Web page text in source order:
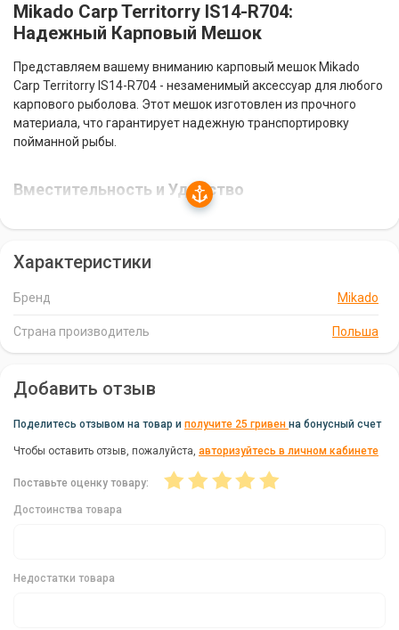
Mikado Carp Territorry IS14-R704:
Надежный Карповый Мешок
Представляем вашему вниманию карповый мешок Mikado
Carp Territorry IS14-R704 - незаменимый аксессуар для любого
карпового рыболова. Этот мешок изготовлен из прочного
материала, что гарантирует надежную транспортировку
пойманной рыбы.
Вместительность и Удобство
улов будет в безопасности и комфорте.
Качество и Надежность
Бренд Mikado известен своим высоким качеством
материалов, что гарантирует его долговечность и
Производство в Польше
в Польше, что говорит о высоком качестве и соответствии
Незаменимый Аксессуар для Карповой
Характеристики
Бренд Mikado
Страна производитель Польша
Добавить отзыв
Поделитесь отзывом на товар и получите 25 гривен на бонусный счет
Чтобы оставить отзыв, пожалуйста, авторизуйтесь в личном кабинете
Поставьте оценку товару:
Достоинства товара
Недостатки товара